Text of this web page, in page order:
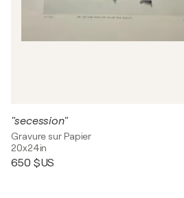
"secession"
Gravure sur Papier
20x24in
650 $US